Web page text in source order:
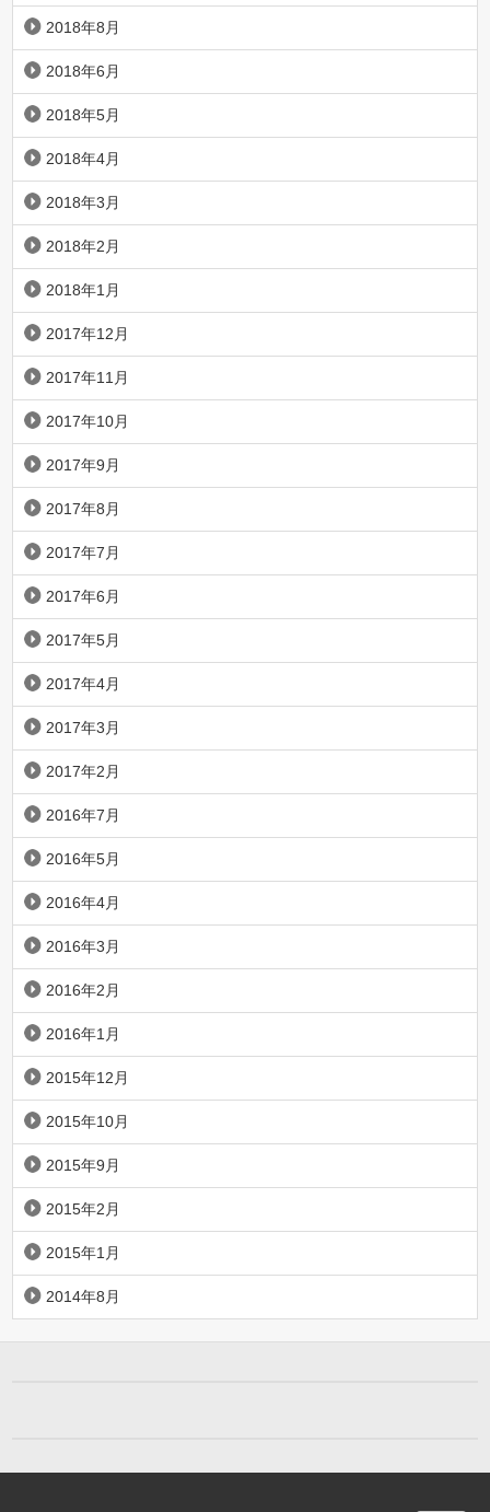
2018年8月
2018年6月
2018年5月
2018年4月
2018年3月
2018年2月
2018年1月
2017年12月
2017年11月
2017年10月
2017年9月
2017年8月
2017年7月
2017年6月
2017年5月
2017年4月
2017年3月
2017年2月
2016年7月
2016年5月
2016年4月
2016年3月
2016年2月
2016年1月
2015年12月
2015年10月
2015年9月
2015年2月
2015年1月
2014年8月